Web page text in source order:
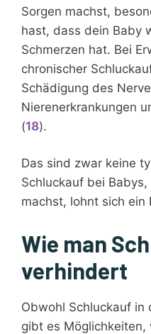
Sorgen machst,
hast, dass dein Baby
Schmerzen hat. Bei
chronischer
Schädigung des
Nierenerkrankungen
(18).
Das sind zwar keine
Schluckauf bei
machst, lohnt sich ein
Wie man
verhindert
Obwohl Schluckauf in
gibt es Möglichkeiten,